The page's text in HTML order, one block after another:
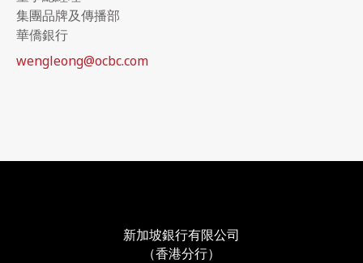
集團品牌及傳播部
華僑銀行
wengleong@ocbc.com
新加坡銀行有限公司
（香港分行）